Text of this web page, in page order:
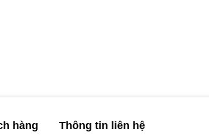
hàng Thông tin liên hệ